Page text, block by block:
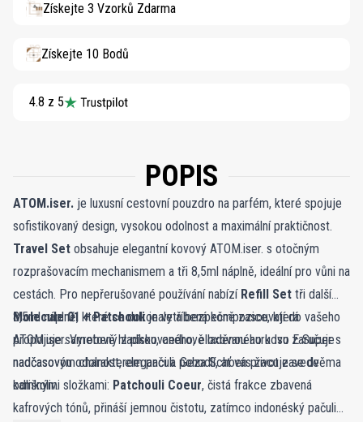
Získejte 3 Vzorků Zdarma
Získejte 10 Bodů
4.8 z 5
POPIS
ATOM.iser. je luxusní cestovní pouzdro na parfém, které spojuje
sofistikovaný design, vysokou odolnost a maximální praktičnost.
Travel Set obsahuje elegantní kovový ATOM.iser. s otočným
rozprašovacím mechanismem a tři 8,5ml náplně, ideální pro vůni na
cestách. Pro nepřerušované používání nabízí Refill Set tři další
8,5ml náplně, které se dokonale a bezpečně zasouvají do vašeho
ATOM.iser. Vyrobený z pískovaného, eloxovaného kovu zaručuje
nadčasovou odolnost, eleganci a pohodlí, ať vás život zavede
kamkoliv.
Molecule 01 + Patchoulije vytříbená kompozice, která
propojuje sametově hladkou, cedrově laděnou auru Iso E Super s
nadčasovým charakterem pačuli. Geza Schoen pracuje se dvěma
odlišnými složkami: Patchouli Coeur, čistá frakce zbavená
kafrových tónů, přináší jemnou čistotu, zatímco indonéský pačuli